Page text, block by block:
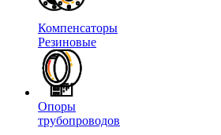
Компенсаторы
Резиновые
Опоры
трубопроводов